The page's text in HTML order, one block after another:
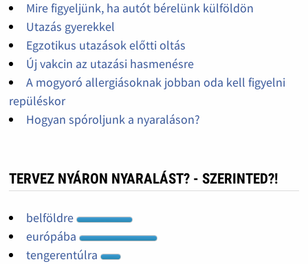
Mire figyeljünk, ha autót bérelünk külföldön
Utazás gyerekkel
Egzotikus utazások előtti oltás
Új vakcin az utazási hasmenésre
A mogyoró allergiásoknak jobban oda kell figyelni
repüléskor
Hogyan spóroljunk a nyaraláson?
TERVEZ NYÁRON NYARALÁST? - SZERINTED?!
belföldre
európába
tengerentúlra